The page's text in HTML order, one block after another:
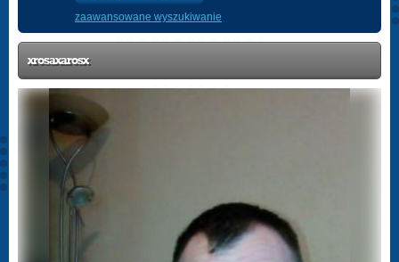
zaawansowane wyszukiwanie
xrosaxarosx